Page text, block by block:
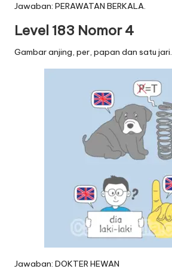
Jawaban: PERAWATAN BERKALA.
Level 183 Nomor 4
Gambar anjing, per, papan dan satu jari.
Jawaban: DOKTER HEWAN